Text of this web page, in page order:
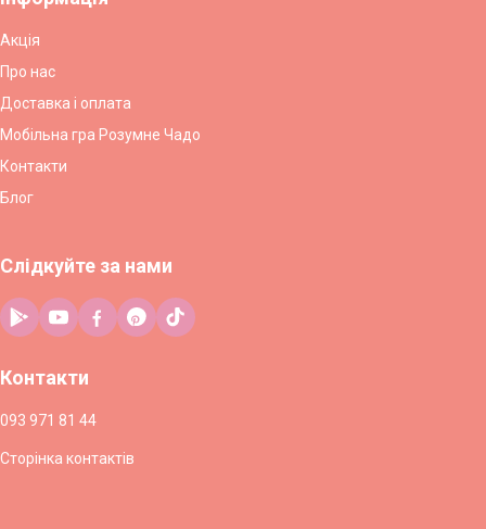
Акція
Про нас
Доставка і оплата
Мобільна гра Розумне Чадо
Контакти
Блог
Слідкуйте за нами
Контакти
093 971 81 44
Сторінка контактів